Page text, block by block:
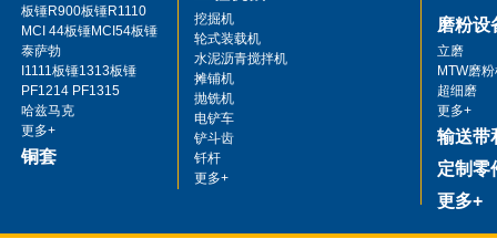
板锤R900板锤R1110
MCI 44板锤MCI54板锤
泰萨勃
I1111板锤1313板锤
PF1214 PF1315
哈兹马克
更多+
铜套
挖掘机
轮式装载机
水泥沥青搅拌机
摊铺机
抛铣机
电铲车
铲斗齿
钎杆
更多+
磨粉设
立磨
MTW磨
超细磨
更多+
输送带
定制零
更多+